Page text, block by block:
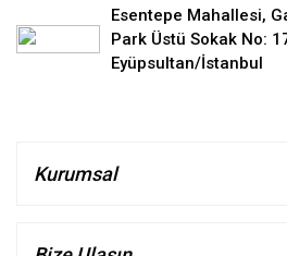
Esentepe Mahallesi,
Park Üstü Sokak No:
Eyüpsultan/İstanbul
Kurumsal